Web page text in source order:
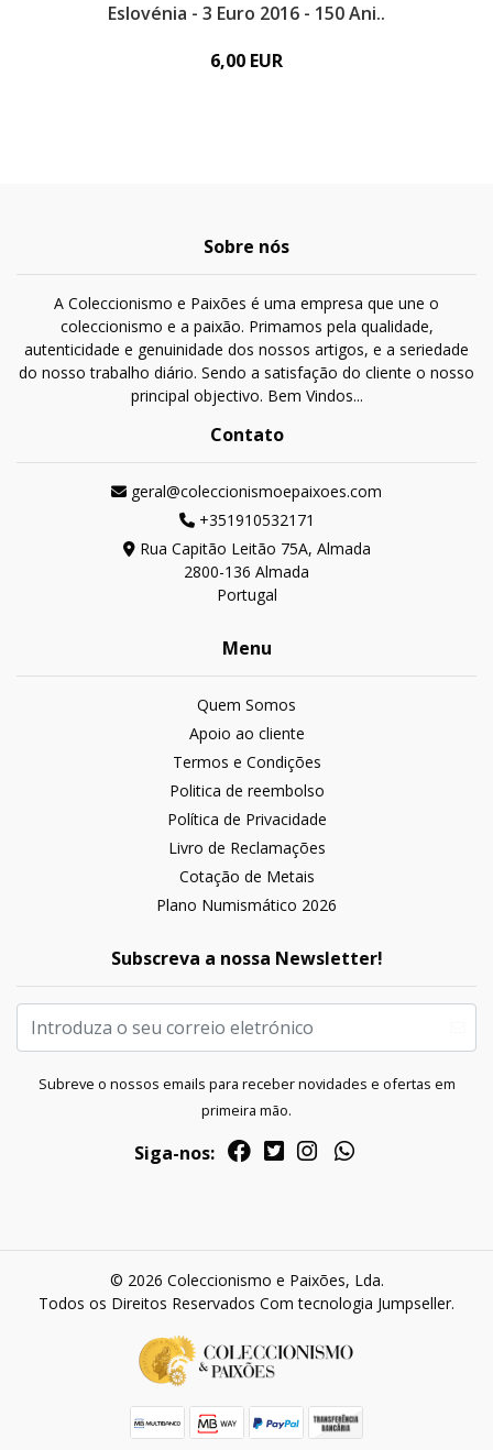
Eslovénia - 3 Euro 2016 - 150 Ani..
6,00 EUR
Sobre nós
A Coleccionismo e Paixões é uma empresa que une o
coleccionismo e a paixão. Primamos pela qualidade,
autenticidade e genuinidade dos nossos artigos, e a seriedade
do nosso trabalho diário. Sendo a satisfação do cliente o nosso
principal objectivo. Bem Vindos...
Contato
geral@coleccionismoepaixoes.com
+351910532171
Rua Capitão Leitão 75A, Almada
2800-136 Almada
Portugal
Menu
Quem Somos
Apoio ao cliente
Termos e Condições
Politica de reembolso
Política de Privacidade
Livro de Reclamações
Cotação de Metais
Plano Numismático 2026
Subscreva a nossa Newsletter!
Subreve o nossos emails para receber novidades e ofertas em
primeira mão.
Siga-nos:
© 2026 Coleccionismo e Paixões, Lda.
Todos os Direitos Reservados Com tecnologia Jumpseller.